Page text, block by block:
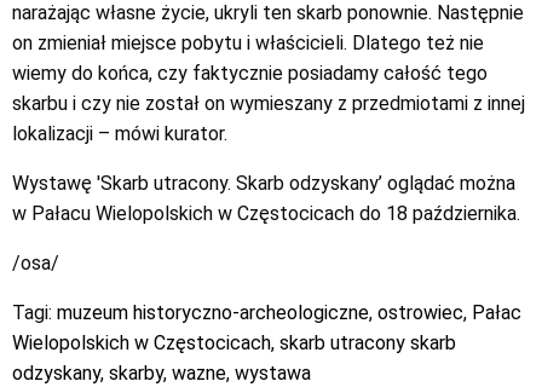
narażając własne życie, ukryli ten skarb ponownie. Następnie
on zmieniał miejsce pobytu i właścicieli. Dlatego też nie
wiemy do końca, czy faktycznie posiadamy całość tego
skarbu i czy nie został on wymieszany z przedmiotami z innej
lokalizacji – mówi kurator.
Wystawę 'Skarb utracony. Skarb odzyskany’ oglądać można
w Pałacu Wielopolskich w Częstocicach do 18 października.
/osa/
Tagi: muzeum historyczno-archeologiczne, ostrowiec, Pałac
Wielopolskich w Częstocicach, skarb utracony skarb
odzyskany, skarby, wazne, wystawa